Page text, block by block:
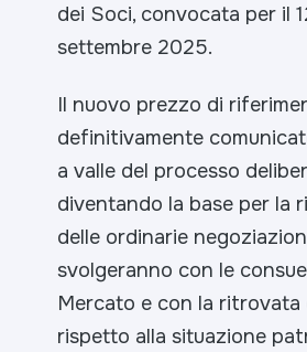
dei Soci, convocata per il
settembre 2025.
Il nuovo prezzo di
definitivamente
a valle del processo
diventando la base per la
delle ordinarie
svolgeranno con le
Mercato e con la ritrovata
rispetto alla situazione